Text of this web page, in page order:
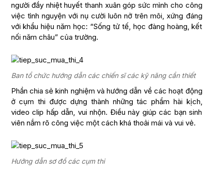
người đầy nhiệt huyết thanh xuân góp sức mình cho công
việc tình nguyện với nụ cười luôn nở trên môi, xứng đáng
với khẩu hiệu năm học: “Sống tử tế, học đàng hoàng, kết
nối năm châu” của trường.
Ban tổ chức hướng dẫn các chiến sĩ các kỹ năng cần thiết
Phần chia sẻ kinh nghiệm và hướng dẫn về các hoạt động
ở cụm thi được dựng thành những tác phẩm hài kịch,
video clip hấp dẫn, vui nhộn. Điều này giúp các bạn sinh
viên nắm rõ công việc một cách khá thoải mái và vui vẻ.
Hướng dẫn sơ đồ các cụm thi